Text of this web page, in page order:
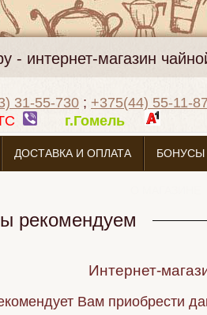
- интернет-магазин
31-55-730 ; +375(44) 55-11-
г.Гомель
ДОСТАВКА И ОПЛАТА БОНУСЫ
рекомендуем
Интернет-
Вам приобрести